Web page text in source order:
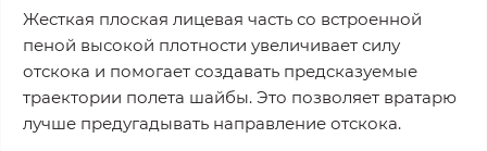
Жесткая плоская лицевая часть со встроенной
пеной высокой плотности увеличивает силу
отскока и помогает создавать предсказуемые
траектории полета шайбы. Это позволяет вратарю
лучше предугадывать направление отскока.